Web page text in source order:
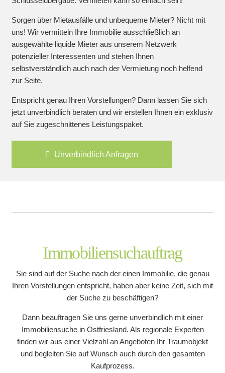
Sorgen über Mietausfälle und unbequeme Mieter? Nicht mit
uns! Wir vermitteln Ihre Immobilie ausschließlich an
ausgewählte liquide Mieter aus unserem Netzwerk
potenzieller Interessenten und stehen Ihnen
selbstverständlich auch nach der Vermietung noch helfend
zur Seite.
Entspricht genau Ihren Vorstellungen? Dann lassen Sie sich
jetzt unverbindlich beraten und wir erstellen Ihnen ein exklusiv
auf Sie zugeschnittenes Leistungspaket.
Unverbindlich Anfragen
Immobiliensuchauftrag
Sie sind auf der Suche nach der einen Immobilie, die genau
Ihren Vorstellungen entspricht, haben aber keine Zeit, sich mit
der Suche zu beschäftigen?
Dann beauftragen Sie uns gerne unverbindlich mit einer
Immobiliensuche in Ostfriesland. Als regionale Experten
finden wir aus einer Vielzahl an Angeboten Ihr Traumobjekt
und begleiten Sie auf Wunsch auch durch den gesamten
Kaufprozess.